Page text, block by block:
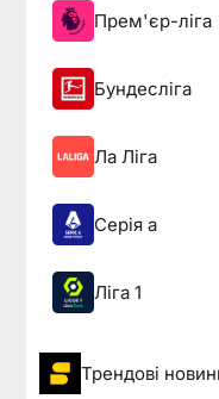
Прем'єр-ліга
Бундесліга
Ла Ліга
Серія а
Ліга 1
Трендові